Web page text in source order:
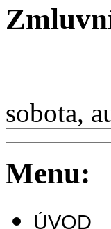
sobota,
Menu:
ÚVOD